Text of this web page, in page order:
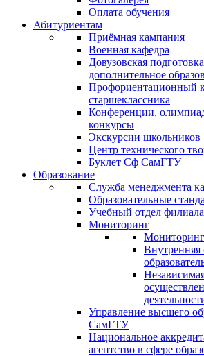
Оплата обучения
Абитуриентам
Приёмная кампания
Военная кафедра
Довузовская
дополнительное
Профориентационный
старшеклассника
Конференции,
конкурсы
Экскурсии школьников
Центр технического
Буклет Сф СамГТУ
Образование
Служба менеджмента
Образовательные
Учебный отдел филиала
Мониторинг
Мониторинг
Внутренняя
Управление высшего
СамГТУ
Национальное
агентство в сфере